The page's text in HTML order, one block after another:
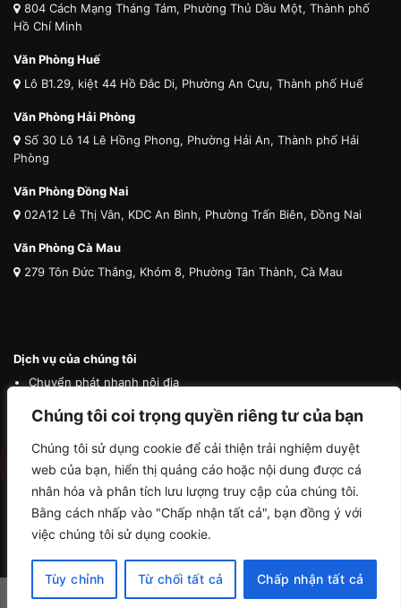
Chúng tôi coi trọng quyền riêng tư của bạn
Chúng tôi sử dụng cookie để cải thiện trải nghiệm duyệt
web của bạn, hiển thị quảng cáo hoặc nội dung được cá
nhân hóa và phân tích lưu lượng truy cập của chúng tôi.
Bằng cách nhấp vào "Chấp nhận tất cả", bạn đồng ý với
việc chúng tôi sử dụng cookie.
Tùy chỉnh Từ chối tất cả Chấp nhận tất cả
804 Cách Mạng Tháng Tám, Phường Thủ Dầu Một, Thành phố
Hồ Chí Minh
Văn Phòng Huế
Lô B1.29, kiệt 44 Hồ Đắc Di, Phường An Cựu, Thành phố Huế
Văn Phòng Hải Phòng
Số 30 Lô 14 Lê Hồng Phong, Phường Hải An, Thành phố Hải
Phòng
Văn Phòng Đồng Nai
02A12 Lê Thị Vân, KDC An Bình, Phường Trấn Biên, Đồng Nai
Văn Phòng Cà Mau
279 Tôn Đức Thắng, Khóm 8, Phường Tân Thành, Cà Mau
Dịch vụ của chúng tôi
Chuyển phát nhanh nội địa
Chuyển phát nhanh quốc tế
Vận chuyển thú cưng
Mua hộ hàng nước ngoài
Copyright 2026 ©Trà Vinh Logistics by ACHAU MEDIA